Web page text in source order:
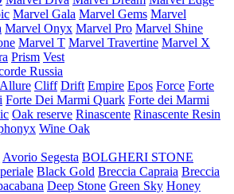
Marvel Gala Marvel Gems Marvel
Marvel Onyx Marvel Pro Marvel Shine
Marvel T Marvel Travertine Marvel X
Prism Vest
Russia
Allure Cliff Drift Empire Epos Force Forte
Forte Dei Marmi Quark Forte dei Marmi
Oak reserve Rinascente Rinascente Resin
Wine Oak
Avorio Segesta BOLGHERI STONE
Black Gold Breccia Capraia Breccia
Deep Stone Green Sky Honey